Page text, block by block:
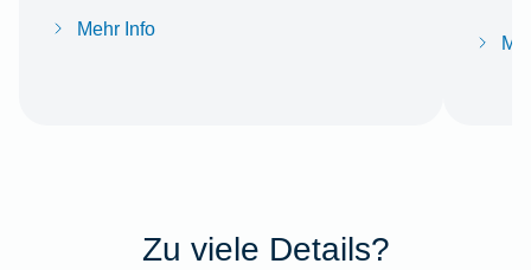
Mehr Info
Zu viele Details?